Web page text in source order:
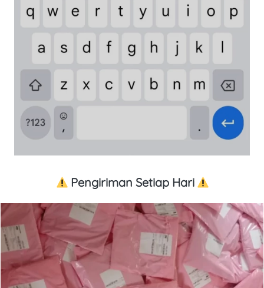
Pengiriman Setiap Hari